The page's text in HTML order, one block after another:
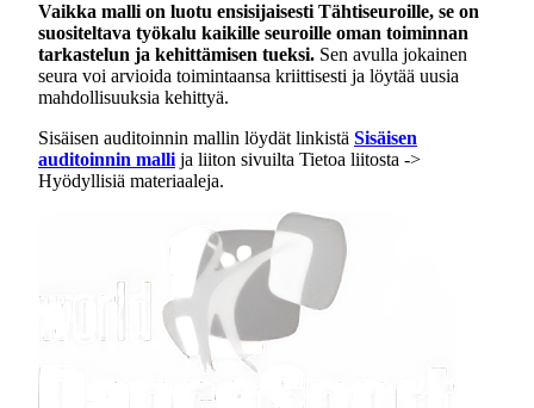
Vaikka malli on luotu ensisijaisesti Tähtiseuroille, se on
suositeltava työkalu kaikille seuroille oman toiminnan
tarkastelun ja kehittämisen tueksi. Sen avulla jokainen
seura voi arvioida toimintaansa kriittisesti ja löytää uusia
mahdollisuuksia kehittyä.
Sisäisen auditoinnin mallin löydät linkistä Sisäisen
auditoinnin malli ja liiton sivuilta Tietoa liitosta ->
Hyödyllisiä materiaaleja.